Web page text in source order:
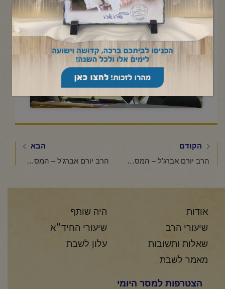
Click to accept marketing cookies and
enable this content
הקודם
הרב יורם אברג'ל – המסר היומי – חובת הנשים – כ"א שבט תשפ"ו
הבא
הרב יורם אברג'ל – המסר היומי- ברח מן העצבות- כ"ג שבט תשפ"ו
אודות
היה שותף
שיעורי הרב
שיעורי החיד״א
שאלות ותשובות
עלון לשבת
מאמר לשבת
הצטרפות למסר היומי